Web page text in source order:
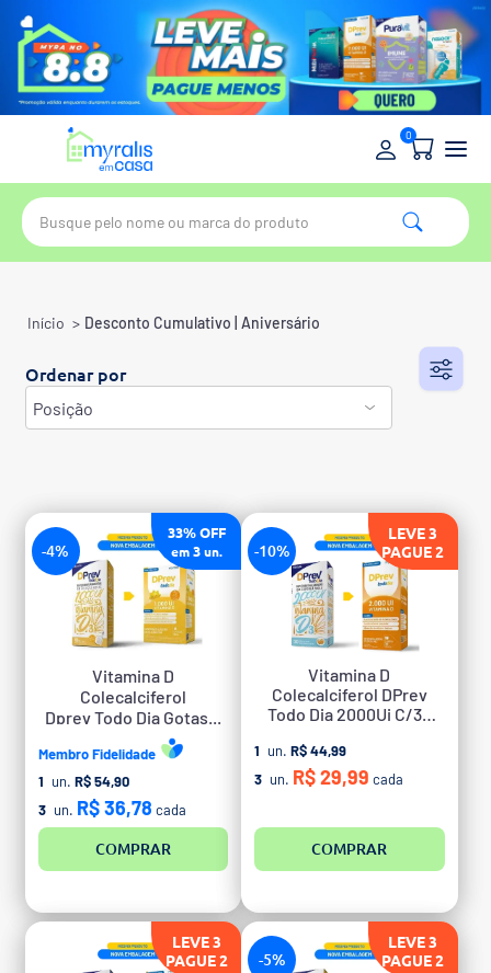
0
Início > Desconto Cumulativo | Aniversário
Ordenar por
33% OFF
em3un.
-4%
Vitamina D
Colecalciferol
Dprev Todo Dia Gotas...
Membro Fidelidade
1 un. R$ 54,90
3 un. R$ 36,78 cada
COMPRAR
LEVE 3
PAGUE 2
-10%
Vitamina D
Colecalciferol DPrev
Todo Dia 2000Ui C/30
1 un. R$ 44,99
3 un. R$ 29,99 cada
COMPRAR
LEVE 3
PAGUE 2
LEVE 3
PAGUE 2
-5%